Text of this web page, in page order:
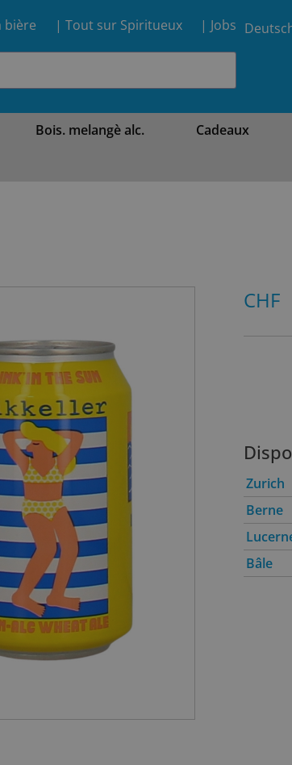
bière | Tout sur Spiritueux
| Jobs
Bois. melangè alc. Cadeaux
CHF
Zurich
Berne
Bâle